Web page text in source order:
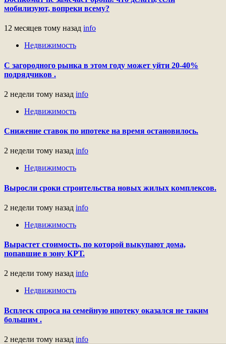
мобилизуют, вопреки всему?
12 месяцев тому назад info
Недвижимость
С загородного рынка в этом году может уйти 20-40%
подрядчиков .
2 недели тому назад info
Недвижимость
Снижение ставок по ипотеке на время остановилось.
2 недели тому назад info
Недвижимость
Выросли сроки строительства новых жилых комплексов.
2 недели тому назад info
Недвижимость
Вырастет стоимость, по которой выкупают дома,
попавшие в зону КРТ.
2 недели тому назад info
Недвижимость
Всплеск спроса на семейную ипотеку оказался не таким
большим .
2 недели тому назад info